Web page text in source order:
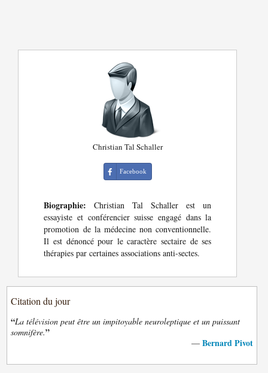
Christian Tal Schaller
Facebook
Biographie: Christian Tal Schaller est un
essayiste et conférencier suisse engagé dans la
promotion de la médecine non conventionnelle.
Il est dénoncé pour le caractère sectaire de ses
thérapies par certaines associations anti-sectes.
Citation du jour
“La télévision peut être un impitoyable neuroleptique et un puissant
somnifère.”
— Bernard Pivot